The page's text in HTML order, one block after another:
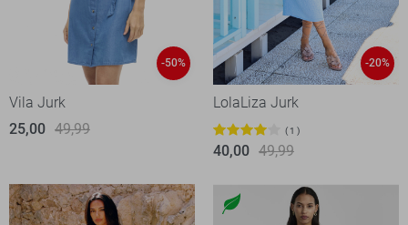
-50%
Vila Jurk
25,00 49,99
-20%
LolaLiza Jurk
1
40,00 49,99